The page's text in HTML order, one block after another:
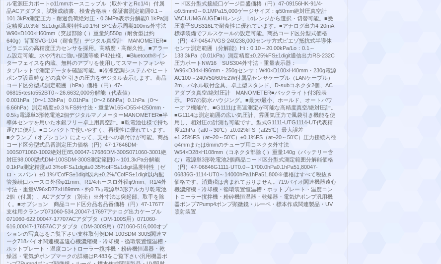
ル電源圧力ポートφ11mmホースニップル（取外すとRc1/4）付属
品ACアダプタ、試験成績書、検査合格表・保証書測定範囲0.1～
101.3kPa測定圧力・耐過負荷絶対圧・0.3MPa表示分解能0.1kPa測
定精度±0.3%FS±1digit温度特性±0.1%FS/℃表示周期100ms外寸法
W90×D100×H60mm（突起部除く）重量約550g（耐食型は約
640g）背面SVG-104（耐食型）デジタル真空計 MANOMETER■
ピラニ式の高精度圧力センサを採用。高精度・高耐久性。■アラー
ム設定可能。水や汚れに強い保護等級IP42仕様。■Bluetooth®イン
ターフェイスを内蔵、無料のアプリを使用してスマートフォンや
タブレットで測定データを確認可能。■冷凍空調システムやヒート
ポンプ設置時などの真空 引きの圧力をデジタル表示します。商品
コード区分型式測定範囲（hPa）価格（円）47-
06815◦testo552BT0～26.6632,000分解能（代表値）
0.001hPa（0〜1.33hPa）0.01hPa（0〜2.66hPa）0.1hPa（0〜
6.66hPa）測定精度±0.3％FS外寸法・重量W165×D55×H250mm・
0.5㎏電源単3形乾電池2個デジタルマノメーターMANOMETER■半
導体センサを用いた水銀フリー卓上用真空計。■乾電池仕様で持ち
運びに便利。■コンパクトで使いやすく、再現性に優れています。
■クランプ（オプション）によって、支柱への取付けが可能。商品
コード区分型式品番測定圧力価格（円）47-17646DM-
100S071060-1002絶対圧85,00047-17686DM-300S071060-3001絶
対圧98,000型式DM-100SDM-300S測定範囲0～101.3kPa分解能
0.1kPa測定精度±0.3%ofFS±1digit±0.35%ofFS±1digit温度特性（ゼ
ロ・スパン）±0.1%/℃ofFS±1digit以内±0.2%/℃ofFS±1digit以内配
管接続口ホースロ外径φ11mm、R1/4ホースロ外径φ9mm、R1/4外
寸法・重量W96×D77×H89mm・約0.7㎏電源単3形アルカリ乾電池
2個（付属）、ACアダプタ（別売）※外寸法は突起部、取手を除
く。■オプション 商品コード区分品名品番価格（円）47-17677
支柱用クランプ071060-534,20047-17697アナログ出力ケーブル
071060-622,00047-17707ACアダプタ（DM-100S用）071060-
616,00047-17657ACアダプタ（DM-300S用）071060-516,000オプ
ションの写真はをご覧下さい支柱取付例DM-100SDM-300S関連マ
ーク718バイオ関連機器遠心機濃縮機・冷却機・循環装置恒温槽・
ホットプレート・温度コントローラー撹拌機・粉砕機恒温器・乾
燥器・電気炉ポンプマークの詳細はP.483をご覧下さい汎用機器ポ
ード区分型式接続口ゲージ目盛価格（円）47-09156HK-91/4-
φ9.5mm0～0.1MPa15,000ゲージサイズ：φ50mm絶対圧真空計
VACUUMGAUGE■Hiレンジ、Loレンジから選択・切替可能。■受
圧素子SUS316Lで耐食性に優れています。■アナログ出力4-20mA
標準装備でフルスケールの設定可能。商品コード区分型式価格
（円）47-04547VGS-240238,000センサ方式ピエゾ抵抗式半導体
センサ測定範囲（分解能）Hi：0.10～20.00kPa/Lo：0.1～
133.3kPa（0.01kPa）測定精度±0.25%FS±1digit通信出力RS-232C
圧力ポートNW16 SUS304外寸法・重量表示器：
W96×D34×H96mm・250gセンサ：W40×D100×H40mm・230g電源
AC100～240V50/60㎐2W付属品センサケーブル（LANケーブル）
2m、パネル取付金具、卓上型スタンド、D-subコネクタ2個、AC
アダプタ真空/絶対圧計 MANOMETER■バックライト付3段表
示。IP67の防水ハウジング。■最大/最小、ホールド、オートパワ
ーオフ機能付。■G1111は高速測定が可能な高精度真空/絶対圧計。
■G1114は測定範囲の広い気圧計、雰囲気圧力で風袋引き機能を使
用し、相対圧の計測も可能です。型式G1111-UTG1114-UT代表精
度±2hPa（at0～30℃）±0.02%FS（at25℃）最大誤差
±1.25%FS（at−20～50℃）±0.1%FS（at−20～50℃）圧力接続内径
φ4mmまたは6mmのチューブ用コネクタ外寸法
W54×D28×H108mm（コネクタ部除く）重量140g（バッテリー含
む）電源単3形乾電池2個商品コード区分型式測定範囲分解能価格
（円）47-06846G1111-UT0.0～1700.0hPa0.1hPa51,80047-
06836G-1114-UT0～14000hPa1hPa51,800※価格はすべて税抜き
価格です。消費税は含まれておりません。719バイオ関連機器遠心
機濃縮機・冷却機・循環装置恒温槽・ホットプレート・温度コン
トローラー撹拌機・粉砕機恒温器・乾燥器・電気炉ポンプ汎用機
器ポンプ7Pump4ポンプ顕微鏡・ルーペ・標本作成関連製品・UV
照射装置